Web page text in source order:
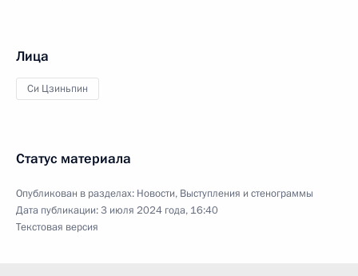
Лица
Си Цзиньпин
Статус материала
Опубликован в разделах: Новости, Выступления и стенограммы
Дата публикации:3 июля 2024 года, 16:40
Текстовая версия